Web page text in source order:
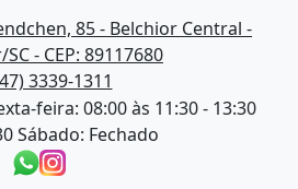
85 - Belchior Central -
- CEP: 89117680
3339-1311
feira: 08:00 às 11:30 - 13:30
Sábado: Fechado